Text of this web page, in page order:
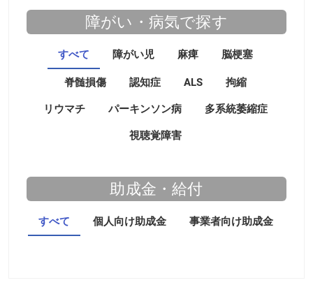
障がい・病気で探す
すべて 障がい児 麻痺 脳梗塞
脊髄損傷 認知症 ALS 拘縮
リウマチ パーキンソン病 多系統萎縮症
視聴覚障害
助成金・給付
すべて 個人向け助成金 事業者向け助成金